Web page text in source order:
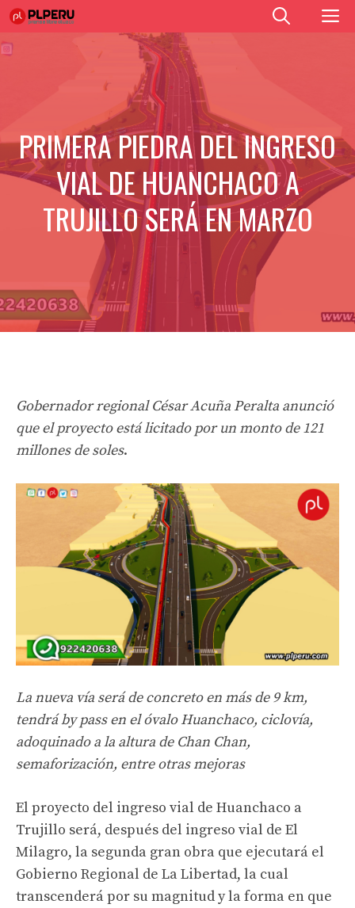
Saltar
al
contenido
PRIMERA PIEDRA DEL INGRESO
VIAL DE HUANCHACO A
TRUJILLO SERÁ EN MARZO
Gobernador regional César Acuña Peralta anunció
que el proyecto está licitado por un monto de 121
millones de soles.
La nueva vía será de concreto en más de 9 km,
tendrá by pass en el óvalo Huanchaco, ciclovía,
adoquinado a la altura de Chan Chan,
semaforización, entre otras mejoras
El proyecto del ingreso vial de Huanchaco a
Trujillo será, después del ingreso vial de El
Milagro, la segunda gran obra que ejecutará el
Gobierno Regional de La Libertad, la cual
transcenderá por su magnitud y la forma en que